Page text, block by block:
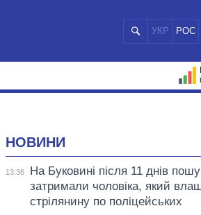
УКР РОС
НОВИНИ
13:36
На Буковині після 11 днів
затримали чоловіка, який
стрілянину по поліцейських